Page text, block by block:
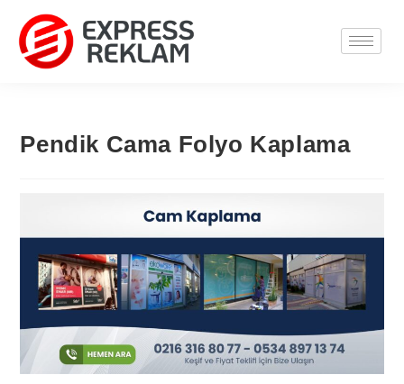
Pendik Cama Folyo Kaplama